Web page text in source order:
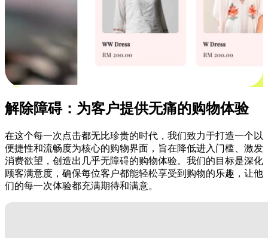
解除障碍：为客户提供无痛的购物体验
在这个每一次点击都无比珍贵的时代，我们致力于打造一个以
便捷性和流畅度为核心的购物界面，旨在降低进入门槛、激发
消费欲望，创造出几乎无障碍的购物体验。我们的目标是深化
顾客满意度，确保每位客户都能轻松享受到购物的乐趣，让他
们的每一次体验都充满期待和满意。